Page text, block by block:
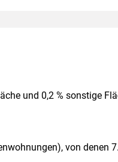
und 0,2 % sonstige
von denen